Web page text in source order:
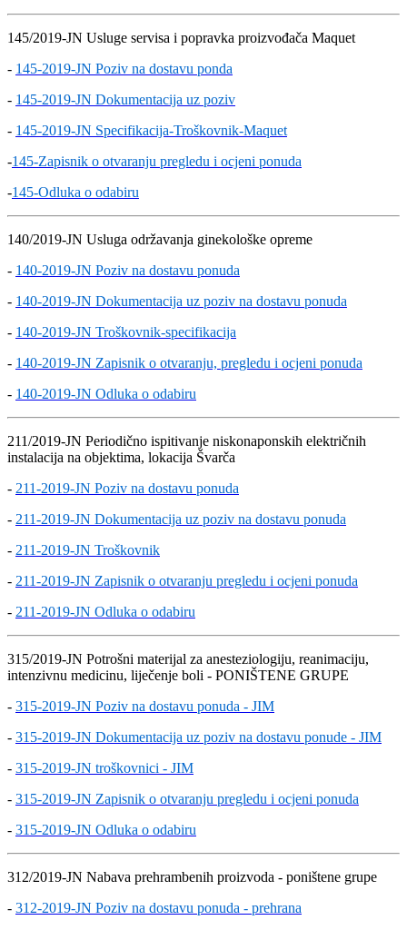
145/2019-JN Usluge servisa i popravka proizvođača Maquet
- 145-2019-JN Poziv na dostavu ponda
- 145-2019-JN Dokumentacija uz poziv
- 145-2019-JN Specifikacija-Troškovnik-Maquet
-145-Zapisnik o otvaranju pregledu i ocjeni ponuda
-145-Odluka o odabiru
140/2019-JN Usluga održavanja ginekološke opreme
- 140-2019-JN Poziv na dostavu ponuda
- 140-2019-JN Dokumentacija uz poziv na dostavu ponuda
- 140-2019-JN Troškovnik-specifikacija
- 140-2019-JN Zapisnik o otvaranju, pregledu i ocjeni ponuda
- 140-2019-JN Odluka o odabiru
211/2019-JN Periodično ispitivanje niskonaponskih električnih
instalacija na objektima, lokacija Švarča
- 211-2019-JN Poziv na dostavu ponuda
- 211-2019-JN Dokumentacija uz poziv na dostavu ponuda
- 211-2019-JN Troškovnik
- 211-2019-JN Zapisnik o otvaranju pregledu i ocjeni ponuda
- 211-2019-JN Odluka o odabiru
315/2019-JN Potrošni materijal za anesteziologiju, reanimaciju,
intenzivnu medicinu, liječenje boli - PONIŠTENE GRUPE
- 315-2019-JN Poziv na dostavu ponuda - JIM
- 315-2019-JN Dokumentacija uz poziv na dostavu ponude - JIM
- 315-2019-JN troškovnici - JIM
- 315-2019-JN Zapisnik o otvaranju pregledu i ocjeni ponuda
- 315-2019-JN Odluka o odabiru
312/2019-JN Nabava prehrambenih proizvoda - poništene grupe
- 312-2019-JN Poziv na dostavu ponuda - prehrana